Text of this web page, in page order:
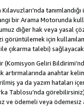
bir Arama Motorunda
diğer hak veya yasal
için
talebi)
(Komisyon Geliri
anahtar
ya da yazım hataları
Tablosu’nda
ve ödemeli veya